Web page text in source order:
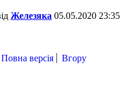
Железяка 05.05.2020 23:35
Повна версія Вгору